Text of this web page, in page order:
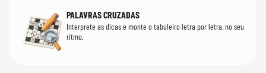
PALAVRAS CRUZADAS
Interprete as dicas e monte o tabuleiro letra por letra, no seu
ritmo.